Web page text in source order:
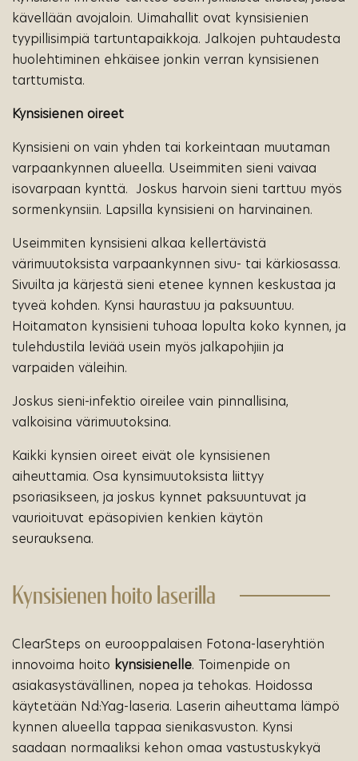
kävellään avojaloin. Uimahallit ovat kynsisienien
tyypillisimpiä tartuntapaikkoja. Jalkojen puhtaudesta
huolehtiminen ehkäisee jonkin verran kynsisienen
tarttumista.
Kynsisienen oireet
Kynsisieni on vain yhden tai korkeintaan muutaman
varpaankynnen alueella. Useimmiten sieni vaivaa
isovarpaan kynttä. Joskus harvoin sieni tarttuu myös
sormenkynsiin. Lapsilla kynsisieni on harvinainen.
Useimmiten kynsisieni alkaa kellertävistä
värimuutoksista varpaankynnen sivu- tai kärkiosassa.
Sivuilta ja kärjestä sieni etenee kynnen keskustaa ja
tyveä kohden. Kynsi haurastuu ja paksuuntuu.
Hoitamaton kynsisieni tuhoaa lopulta koko kynnen, ja
tulehdustila leviää usein myös jalkapohjiin ja
varpaiden väleihin.
Joskus sieni-infektio oireilee vain pinnallisina,
valkoisina värimuutoksina.
Kaikki kynsien oireet eivät ole kynsisienen
aiheuttamia. Osa kynsimuutoksista liittyy
psoriasikseen, ja joskus kynnet paksuuntuvat ja
vaurioituvat epäsopivien kenkien käytön
seurauksena.
Kynsisienen hoito laserilla
ClearSteps on eurooppalaisen Fotona-laseryhtiön
innovoima hoito kynsisienelle. Toimenpide on
asiakasystävällinen, nopea ja tehokas. Hoidossa
käytetään Nd:Yag-laseria. Laserin aiheuttama lämpö
kynnen alueella tappaa sienikasvuston. Kynsi
saadaan normaaliksi kehon omaa vastustuskykyä